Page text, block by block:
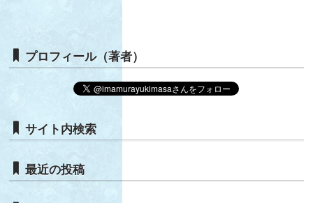
プロフィール（著者）
サイト内検索
最近の投稿